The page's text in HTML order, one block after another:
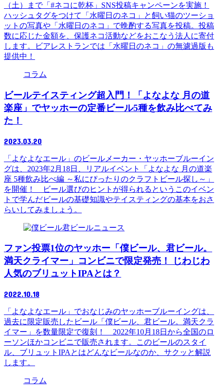
（土）まで「#ネコに乾杯」SNS投稿キャンペーンを実施！
ハッシュタグをつけて「水曜日のネコ」と飼い猫のツーショ
ットの写真や「水曜日のネコ」で晩酌する写真を投稿。投稿
数に応じた金額を、保護ネコ活動などをおこなう法人に寄付
します。ビアレストランでは「水曜日のネコ」の無濾過版も
提供中！
コラム
ビールテイスティング超入門！「よなよな 月の道
楽座」でヤッホーの定番ビール5種を飲み比べてみ
た！
2023.03.20
「よなよなエール」のビールメーカー・ヤッホーブルーイン
グは、2023年2月18日、リアルイベント「よなよな 月の道楽
座 5種飲み比べ編 ～私にぴったりのクラフトビール探し～」
を開催！ ビール選びのヒントが得られるというこのイベン
トで学んだビールの基礎知識やテイスティングの基本をおさ
らいしてみましょう。
ニュース
ファン投票1位のヤッホー「僕ビール、君ビール。
満天クライマー」コンビニで限定発売！ じわじわ
人気のブリュットIPAとは？
2022.10.18
「よなよなエール」でおなじみのヤッホーブルーイングは、
過去に限定販売したビール「僕ビール、君ビール。満天クラ
イマー」を数量限定で復刻！ 2022年10月18日から全国のロ
ーソンほかコンビニで販売されます。このビールのスタイ
ル、ブリュットIPAとはどんなビールなのか、サクッと解説
します。
コラム